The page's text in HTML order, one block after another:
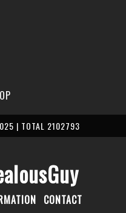
| TOTAL 2102793
CONTACT